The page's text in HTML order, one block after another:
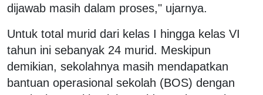
dijawab masih dalam proses," ujarnya.
Untuk total murid dari kelas I hingga kelas VI
tahun ini sebanyak 24 murid. Meskipun
demikian, sekolahnya masih mendapatkan
bantuan operasional sekolah (BOS) dengan